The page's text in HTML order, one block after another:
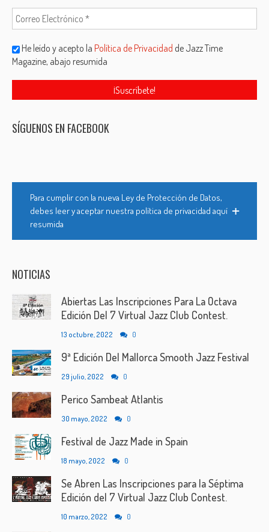
He leído y acepto laPolítica de Privacidad de Jazz Time
Magazine, abajo resumida
SÍGUENOS EN FACEBOOK
Para cumplir con la nueva Ley de Protección de Datos,
debes leer y aceptar nuestra política de privacidad aquí
resumida
NOTICIAS
Abiertas Las Inscripciones Para La Octava
Edición Del 7 Virtual Jazz Club Contest.
13 octubre, 2022 0
9ª Edición Del Mallorca Smooth Jazz Festival
29 julio, 2022 0
Perico Sambeat Atlantis
30 mayo, 2022 0
Festival de Jazz Made in Spain
18 mayo, 2022 0
Se Abren Las Inscripciones para la Séptima
Edición del 7 Virtual Jazz Club Contest.
10 marzo, 2022 0